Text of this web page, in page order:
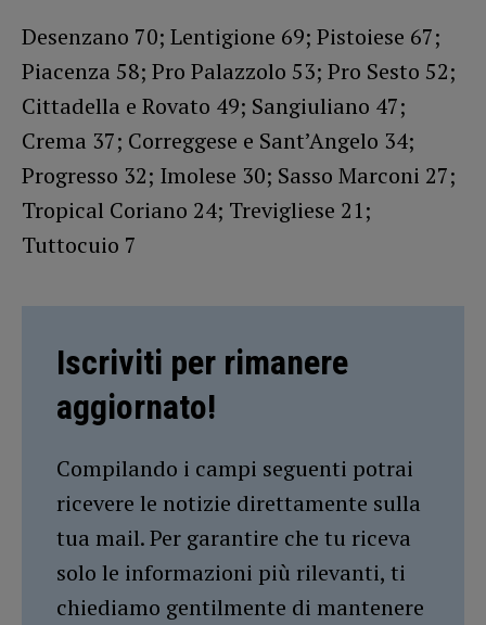
Desenzano 70; Lentigione 69; Pistoiese 67;
Piacenza 58; Pro Palazzolo 53; Pro Sesto 52;
Cittadella e Rovato 49; Sangiuliano 47;
Crema 37; Correggese e Sant’Angelo 34;
Progresso 32; Imolese 30; Sasso Marconi 27;
Tropical Coriano 24; Trevigliese 21;
Tuttocuio 7
Iscriviti per rimanere
aggiornato!
Compilando i campi seguenti potrai
ricevere le notizie direttamente sulla
tua mail. Per garantire che tu riceva
solo le informazioni più rilevanti, ti
chiediamo gentilmente di mantenere